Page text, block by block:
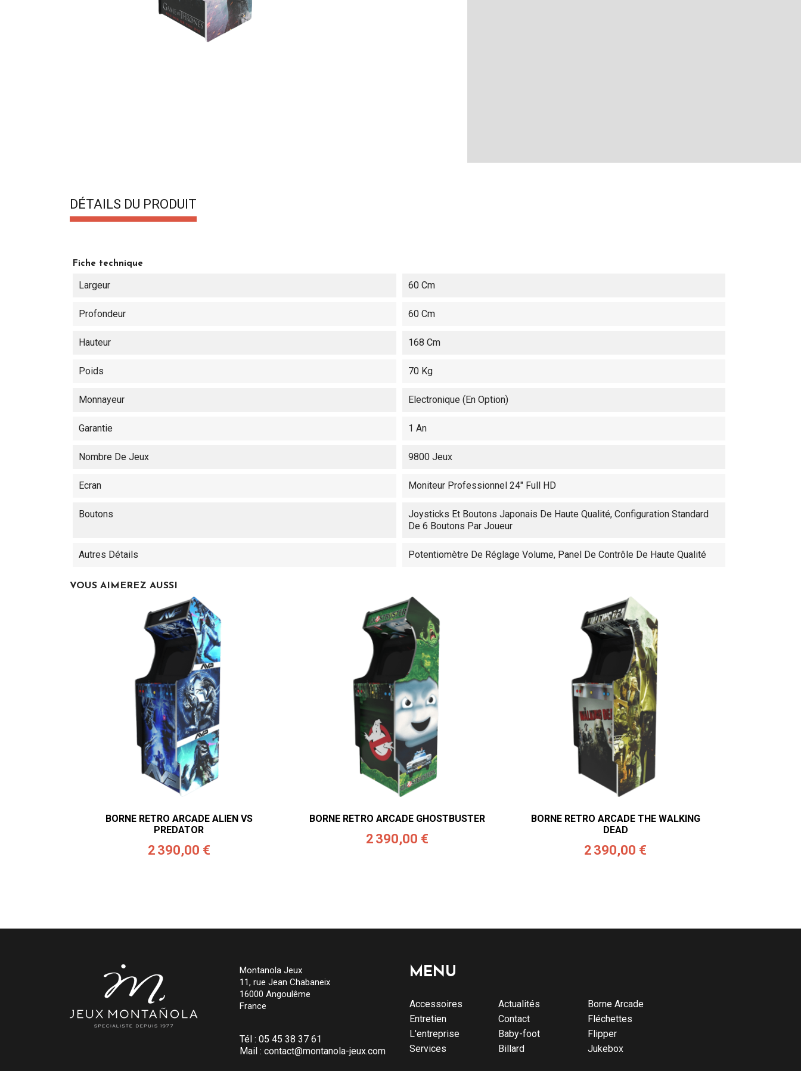
DÉTAILS DU PRODUIT
Fiche technique
Largeur 60 Cm
Profondeur 60 Cm
Hauteur 168 Cm
Poids 70 Kg
Monnayeur Electronique (en Option)
Garantie 1 An
Nombre De Jeux 9800 Jeux
Ecran Moniteur Professionnel 24" Full HD
Boutons
Joysticks Et Boutons Japonais De Haute Qualité, Configuration Standard
De 6 Boutons Par Joueur
Autres Détails Potentiomètre De Réglage Volume, Panel De Contrôle De Haute Qualité
VOUS AIMEREZ AUSSI
BORNE RETRO ARCADE ALIEN VS
PREDATOR
2 390,00 €
BORNE RETRO ARCADE GHOSTBUSTER
2 390,00 €
BORNE RETRO ARCADE THE WALKING
DEAD
2 390,00 €
Montanola Jeux
11, rue Jean Chabaneix
16000 Angoulême
France
Tél : 05 45 38 37 61
Mail : contact@montanola-jeux.com
MENU
Accessoires
Entretien
L'entreprise
Services
Actualités
Contact
Baby-foot
Billard
Borne Arcade
Fléchettes
Flipper
Jukebox